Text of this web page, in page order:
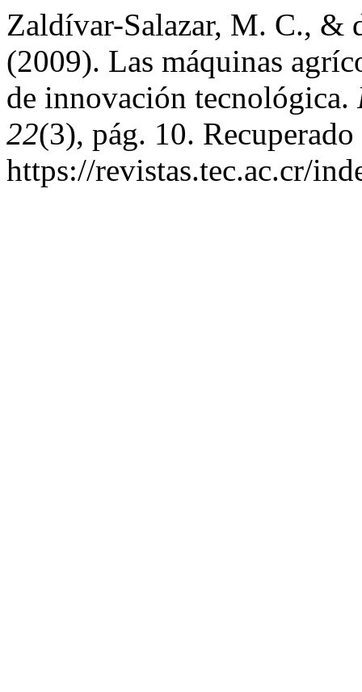
Zaldívar-Salazar, M. C., &
(2009). Las máquinas
de innovación tecnológica.
22(3), pág. 10.
https://revistas.tec.ac.cr/